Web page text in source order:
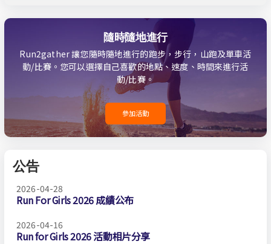
隨時隨地進行
Run2gather 讓您隨時隨地進行的跑步，步行，山跑及單車活
動/比賽。您可以選擇自己喜歡的地點、速度、時間來進行活
動/比賽。
參加活動
公告
2026-04-28
Run For Girls 2026 成績公布
2026-04-16
Run for Girls 2026 活動相片分享